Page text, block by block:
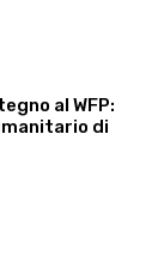
al WFP:
di